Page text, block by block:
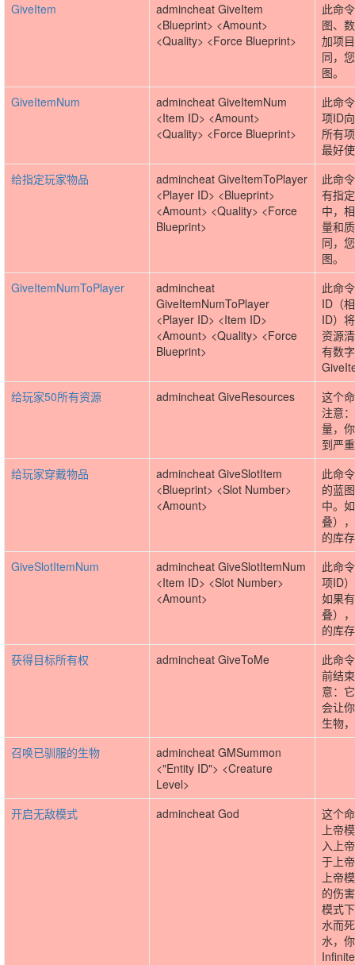
GiveItem
admincheat GiveItem
<Blueprint> <Amount>
<Quality> <Force Blueprint>
此命
图、
加项
同，
图。
GiveItemNum
admincheat GiveItemNum
<Item ID> <Amount>
<Quality> <Force Blueprint>
此命
项ID
所有
最好
给指定玩家物品
admincheat GiveItemToPlayer
<Player ID> <Blueprint>
<Amount> <Quality> <Force
Blueprint>
此命
有指
中，
量和
同，
图。
GiveItemNumToPlayer
admincheat
GiveItemNumToPlayer
<Player ID> <Item ID>
<Amount> <Quality> <Force
Blueprint>
此命
ID（
ID）
资源
有数
给玩家50所有资源
admincheat GiveResources
这个
注意
量，
到严
给玩家穿戴物品
admincheat GiveSlotItem
<Blueprint> <Slot Number>
<Amount>
此命
的蓝
中。
叠）
的库
GiveSlotItemNum
admincheat GiveSlotItemNum
<Item ID> <Slot Number>
<Amount>
此命
项ID
如果
叠）
的库
获得目标所有权
admincheat GiveToMe
此命
前结
意：
会让
生物
召唤已驯服的生物
admincheat GMSummon
<"Entity ID"> <Creature
Level>
开启无敌模式
admincheat God
这个
上帝
入上
于上
上帝
的伤
模式
水而
水，